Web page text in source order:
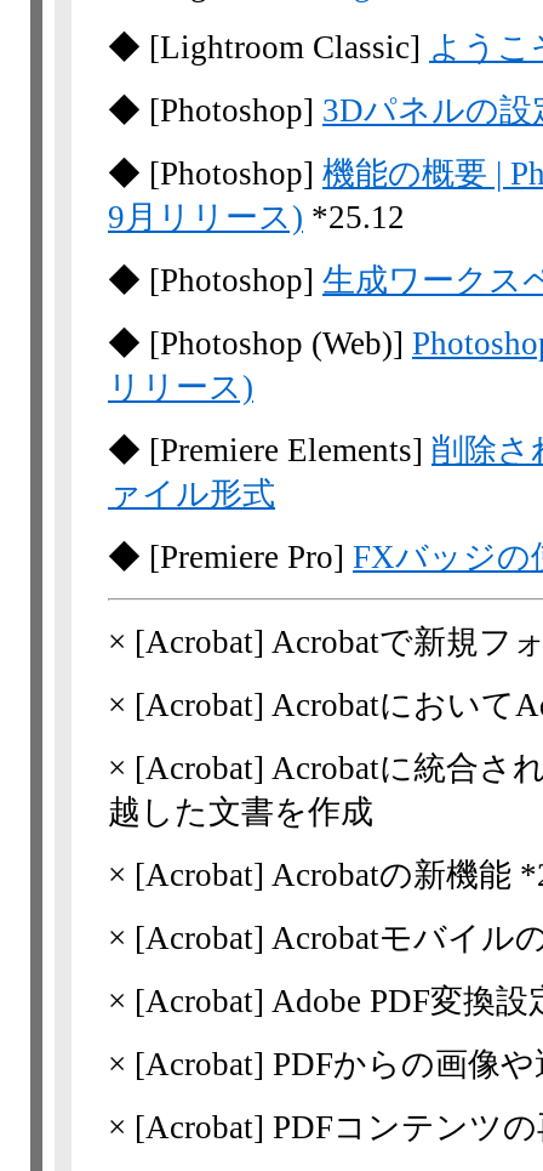
◆ [Lightroom Classic] ようこ
◆ [Photoshop] 3Dパネルの設
◆ [Photoshop] 機能の概要 |
9月リリース) *25.12
◆ [Photoshop] 生成ワークス
◆ [Photoshop (Web)]
リリース)
◆ [Premiere Elements] 削除さ
ァイル形式
◆ [Premiere Pro] FXバッジの
× [Acrobat] Acrobatで新規フ
× [Acrobat] Acrobatにおいて
× [Acrobat] Acrobatに統合さ
越した文書を作成
× [Acrobat] Acrobatの新機能
× [Acrobat] Acrobatモバイル
× [Acrobat] Adobe PDF変換設
× [Acrobat] PDFからの画像
× [Acrobat] PDFコンテンツ